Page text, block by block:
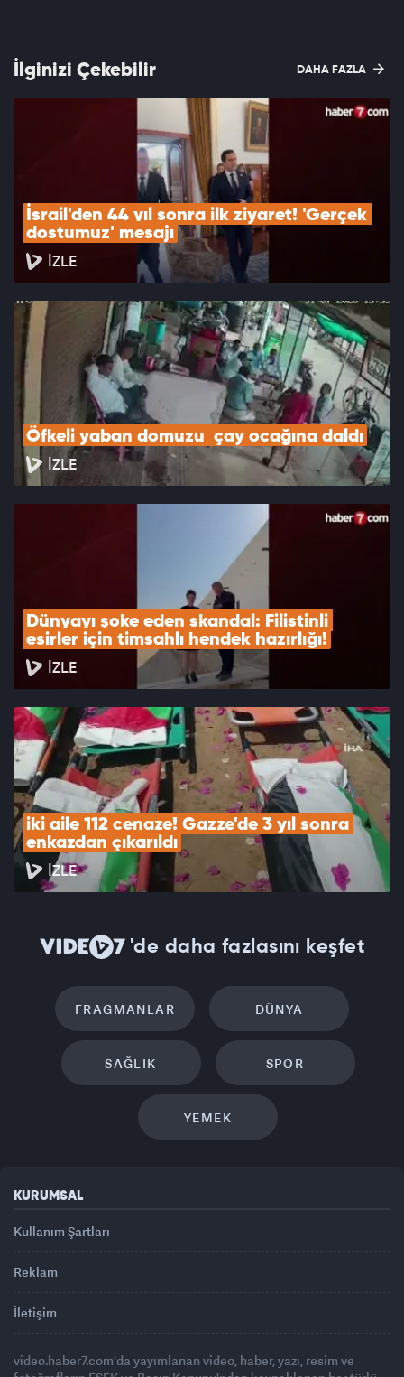
İlginizi Çekebilir DAHA FAZLA
İsrail'den 44 yıl sonra ilk ziyaret! 'Gerçek
dostumuz' mesajı
İZLE
Öfkeli yaban domuzu  çay ocağına daldı
İZLE
Dünyayı şoke eden skandal: Filistinli
esirler için timsahlı hendek hazırlığı!
İZLE
iki aile 112 cenaze! Gazze'de 3 yıl sonra
enkazdan çıkarıldı
İZLE
'de daha fazlasını keşfet
FRAGMANLAR DÜNYA
SAĞLIK SPOR
YEMEK
KURUMSAL
Kullanım Şartları
Reklam
İletişim
video.haber7.com'da yayımlanan video, haber, yazı, resim ve